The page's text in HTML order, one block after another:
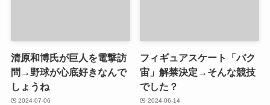
清原和博氏が巨人を電撃訪
問→野球が心底好きなんで
しょうね
2024-07-06
フィギュアスケート「バク
宙」解禁決定→そんな競技
でした？
2024-06-14